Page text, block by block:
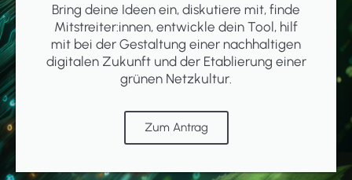
Bring deine Ideen ein, diskutiere mit, finde
Mitstreiter:innen, entwickle dein Tool, hilf
mit bei der Gestaltung einer nachhaltigen
digitalen Zukunft und der Etablierung einer
grünen Netzkultur.
Zum Antrag